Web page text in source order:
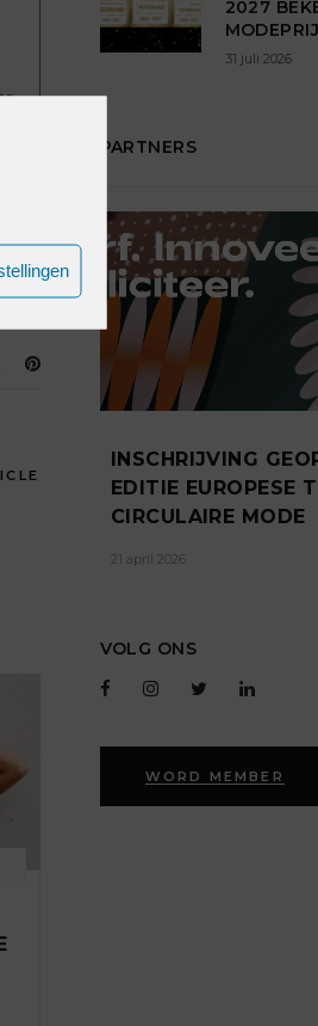
2027
31 juli 2026
PARTNERS
INSCHRIJVING
EDITIE EUROPESE
CIRCULAIRE MODE
21 april 2026
VOLG ONS
WORD MEMBER